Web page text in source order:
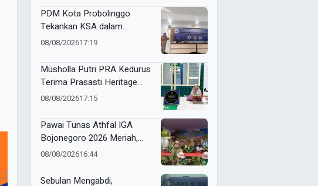
PDM Kota Probolinggo
Tekankan KSA dalam
Pelatihan Jurnalistik Digital
08/08/202617:19
Musholla Putri PRA Kedurus
Terima Prasasti Heritage
Muhammadiyah, Jadi
dan Amal Saleh
08/08/202617:15
Pawai Tunas Athfal IGA
Bojonegoro 2026 Meriah,
Semarakkan Semangat Anak
08/08/202616:44
Sebulan Mengabdi,